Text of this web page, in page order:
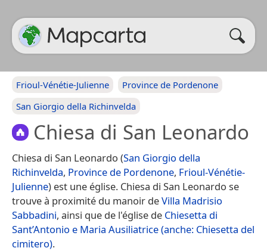
Frioul-Vénétie-Julienne
Province de Pordenone
San Giorgio della Richinvelda
Chiesa di San Leonardo
Chiesa di San Leonardo (San Giorgio della
Richinvelda, Province de Pordenone, Frioul-Vénétie-
Julienne) est une église. Chiesa di San Leonardo se
trouve à proximité du manoir deVilla Madrisio
Sabbadini, ainsi que de l'église de Chiesetta di
Sant’Antonio e Maria Ausiliatrice (anche: Chiesetta del
cimitero).